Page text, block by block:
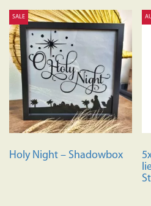
mehrere
Varianten
auf.
Die
Optionen
können
auf
der
Produktseite
werden
SALE
Holy Night – Shadowbox